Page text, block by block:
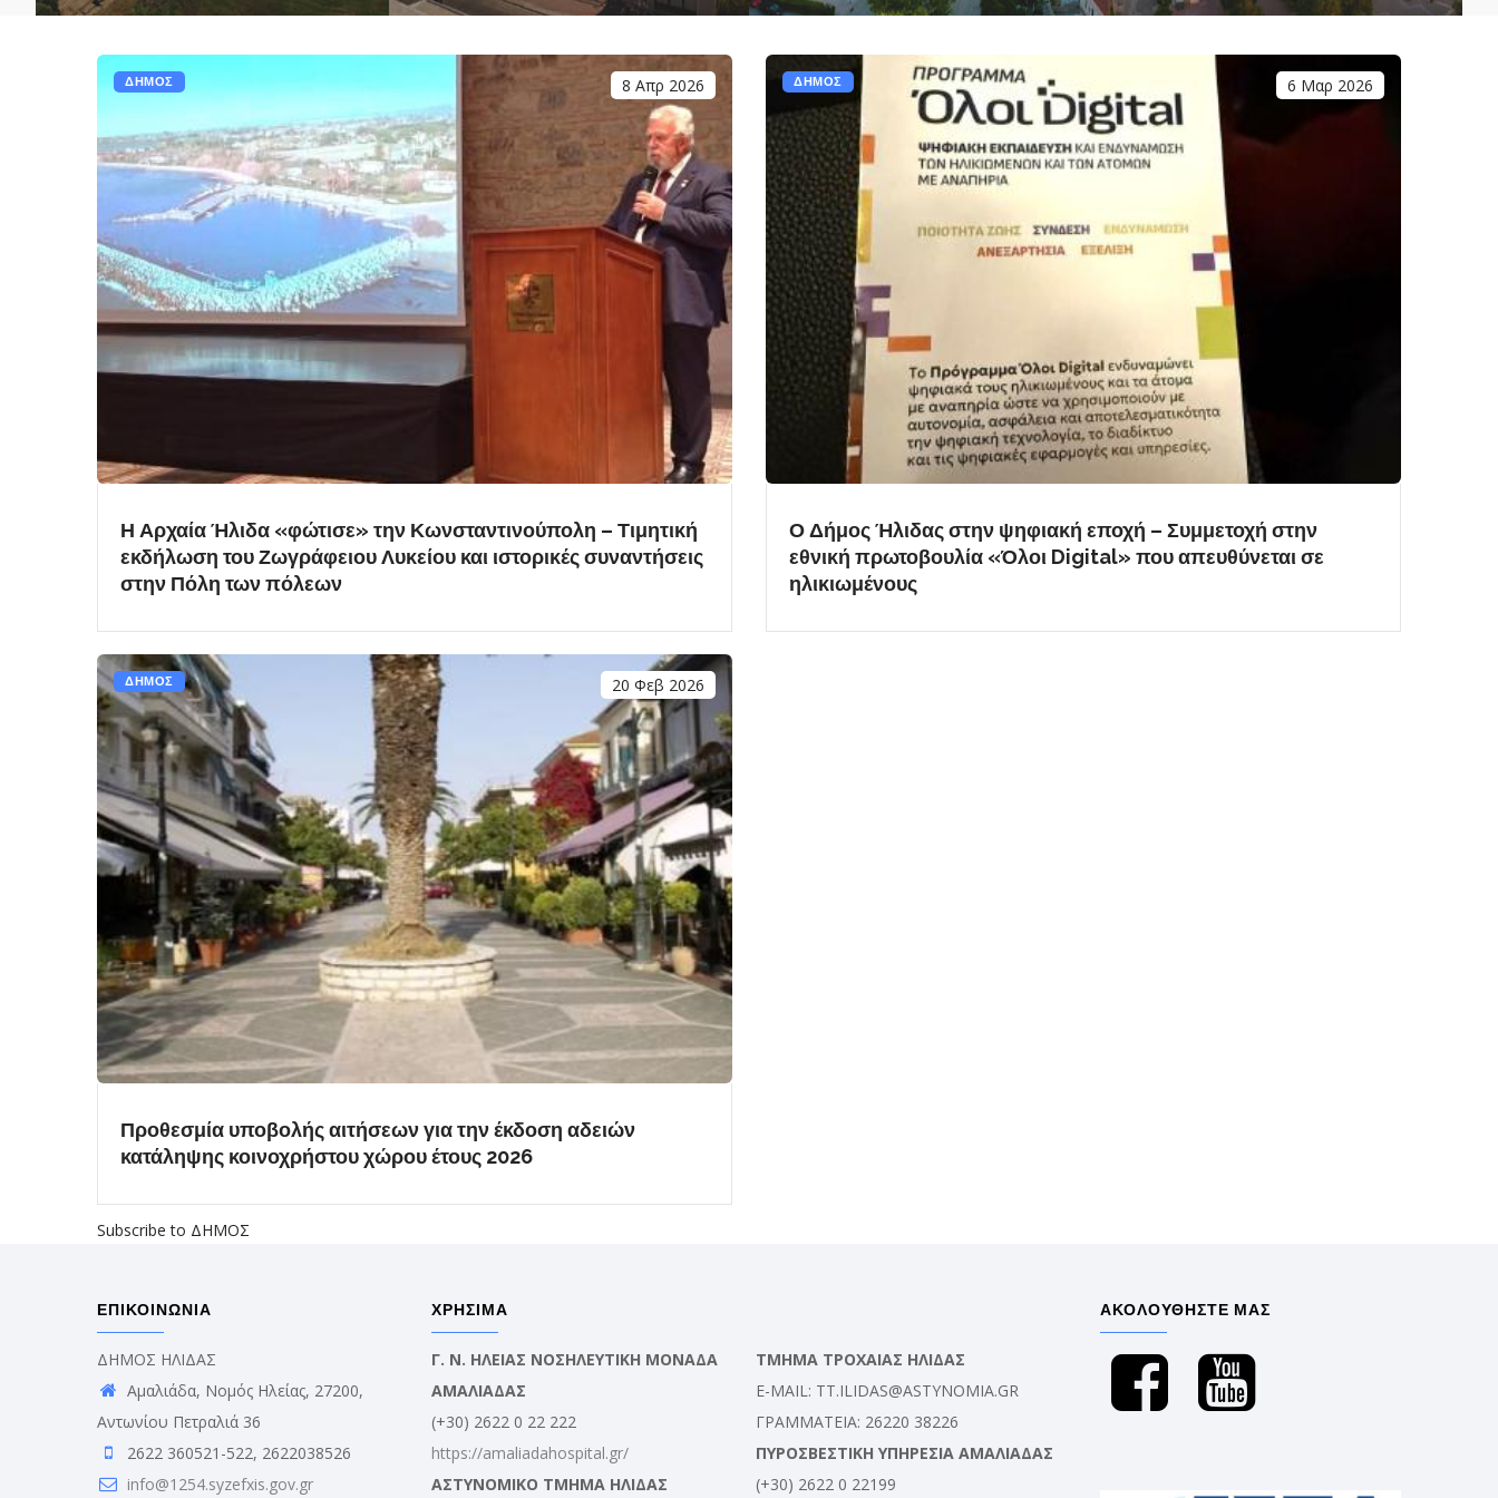
ΔΗΜΟΣ 8 Απρ 2026
Η Αρχαία Ήλιδα «φώτισε» την Κωνσταντινούπολη – Τιμητική
εκδήλωση του Ζωγράφειου Λυκείου και ιστορικές συναντήσεις
στην Πόλη των πόλεων
ΔΗΜΟΣ 6 Μαρ 2026
Ο Δήμος Ήλιδας στην ψηφιακή εποχή – Συμμετοχή στην
εθνική πρωτοβουλία «Όλοι Digital» που απευθύνεται σε
ηλικιωμένους
ΔΗΜΟΣ 20 Φεβ 2026
Προθεσμία υποβολής αιτήσεων για την έκδοση αδειών
κατάληψης κοινοχρήστου χώρου έτους 2026
Subscribe to ΔΗΜΟΣ
ΕΠΙΚΟΙΝΩΝΙΑ
ΔΗΜΟΣ ΗΛΙΔΑΣ
Αμαλιάδα, Νομός Ηλείας, 27200,
Αντωνίου Πετραλιά 36
2622 360521-522, 2622038526
info@1254.syzefxis.gov.gr
ΧΡΗΣΙΜΑ
Γ. Ν. ΗΛΕΙΑΣ ΝΟΣΗΛΕΥΤΙΚΗ ΜΟΝΑΔΑ
ΑΜΑΛΙΑΔΑΣ
(+30) 2622 0 22 222
https://amaliadahospital.gr/
ΑΣΤΥΝΟΜΙΚΟ ΤΜΗΜΑ ΗΛΙΔΑΣ
ΤΜΗΜΑ ΤΡΟΧΑΙΑΣ ΗΛΙΔΑΣ
E-MAIL: TT.ILIDAS@ASTYNOMIA.GR
ΓΡΑΜΜΑΤΕΙΑ: 26220 38226
ΠΥΡΟΣΒΕΣΤΙΚΗ ΥΠΗΡΕΣΙΑ ΑΜΑΛΙΑΔΑΣ
(+30) 2622 0 22199
ΑΚΟΛΟΥΘΗΣΤΕ ΜΑΣ